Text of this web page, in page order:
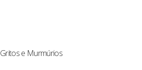
Gritos e Murmúrios